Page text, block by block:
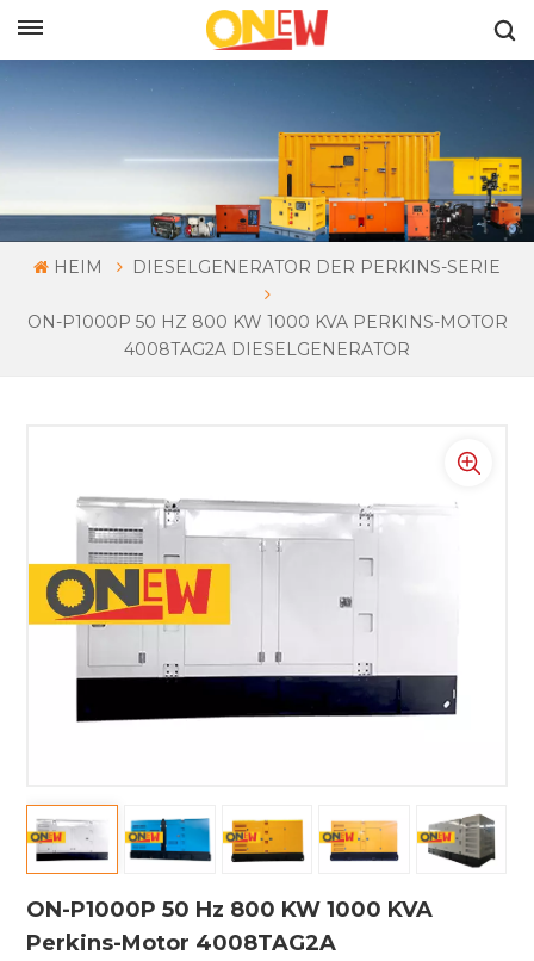
HEIM DIESELGENERATOR DER PERKINS-SERIE
ON-P1000P 50 HZ 800 KW 1000 KVA PERKINS-MOTOR
4008TAG2A DIESELGENERATOR
ON-P1000P 50 Hz 800 KW 1000 KVA
Perkins-Motor 4008TAG2A